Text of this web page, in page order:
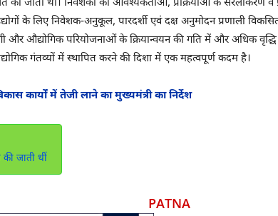
की जाती थीं। निवेशकों की आवश्यकताओं, प्रक्रियाओं के सरलीकरण
के लिए निवेशक-अनुकूल, पारदर्शी एवं दक्ष अनुमोदन प्रणाली
और औद्योगिक परियोजनाओं के क्रियान्वयन की गति में और अधिक वृद्धि
गंतव्यों में स्थापित करने की दिशा में एक महत्वपूर्ण कदम है।
कार्यों में तेजी लाने का मुख्यमंत्री का निर्देश
जाती थीं
PATNA